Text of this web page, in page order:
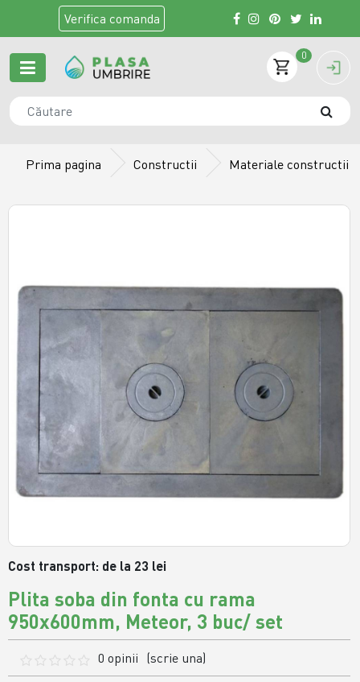
Verifica comanda
0
Prima pagina Constructii Materiale constructii
Cost transport: de la 23 lei
Plita soba din fonta cu rama
950x600mm, Meteor, 3 buc/ set
0 opinii (scrie una)